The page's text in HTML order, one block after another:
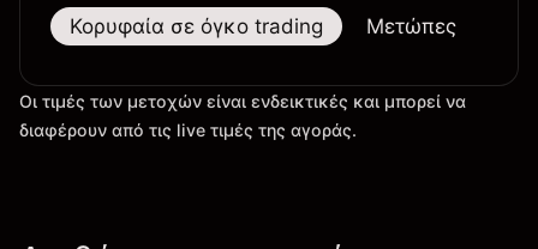
Κορυφαία σε όγκο trading Μετώπες
Οι τιμές των μετοχών είναι ενδεικτικές και μπορεί να
διαφέρουν από τις live τιμές της αγοράς.